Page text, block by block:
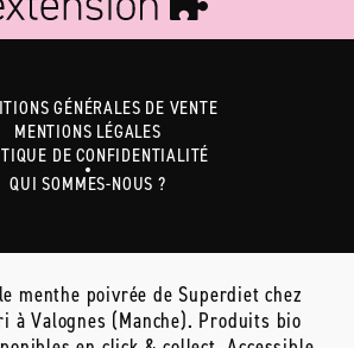
GÉNÉRALES DE VENTE
MENTIONS LÉGALES
DE CONFIDENTIALITÉ
QUI SOMMES-NOUS ?
menthe poivrée de Superdiet chez
à Valognes (Manche). Produits bio